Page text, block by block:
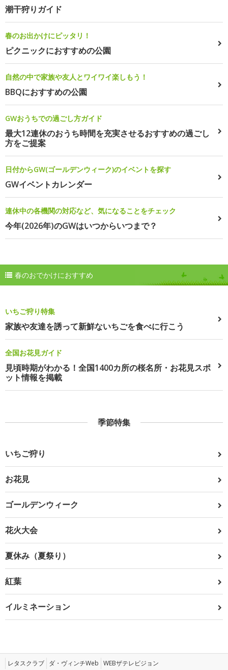
潮干狩りガイド
春のお出かけにピッタリ！
ピクニックにおすすめの公園
自然の中で家族や友人とワイワイ楽しもう！
BBQにおすすめの公園
GWおうちでの過ごし方ガイド
最大12連休のおうち時間を充実させるおすすめの過ごし
方をご提案
日付からGW(ゴールデンウィーク)のイベントを探す
GWイベントカレンダー
連休中の各機関の対応など、気になることをチェック
今年(2026年)のGWはいつからいつまで？
春のおでかけにおすすめ
いちご狩り特集
家族や友達を誘って新鮮ないちごを食べに行こう
全国お花見ガイド
見頃時期がわかる！全国1400カ所の桜名所・お花見スポ
ット情報を掲載
季節特集
いちご狩り
お花見
ゴールデンウィーク
花火大会
夏休み（夏祭り）
紅葉
イルミネーション
レタスクラブ ダ・ヴィンチWeb WEBザテレビジョン